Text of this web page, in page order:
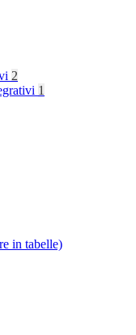
2
1
in tabelle)